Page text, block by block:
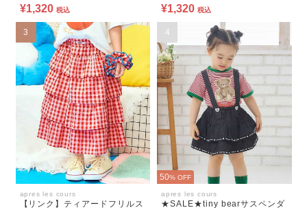
¥1,320 税込 ¥1,320 税込
3
apres les cours
【リンク】ティアードフリルス
4
50% OFF
apres les cours
★SALE★tiny bearサスペンダ